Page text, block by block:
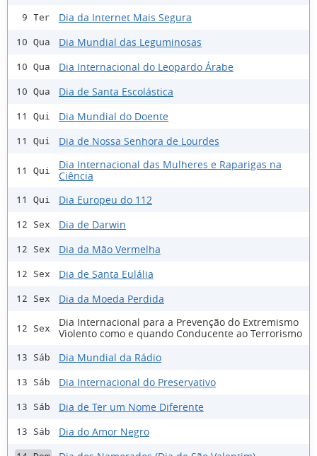
9 Ter Dia da Internet Mais Segura
10 Qua Dia Mundial das Leguminosas
10 Qua Dia Internacional do Leopardo Árabe
10 Qua Dia de Santa Escolástica
11 Qui Dia Mundial do Doente
11 Qui Dia de Nossa Senhora de Lourdes
11 Qui
Dia Internacional das Mulheres e Raparigas na
Ciência
11 Qui Dia Europeu do 112
12 Sex Dia de Darwin
12 Sex Dia da Mão Vermelha
12 Sex Dia de Santa Eulália
12 Sex Dia da Moeda Perdida
12 Sex
Dia Internacional para a Prevenção do Extremismo
Violento como e quando Conducente ao Terrorismo
13 Sáb Dia Mundial da Rádio
13 Sáb Dia Internacional do Preservativo
13 Sáb Dia de Ter um Nome Diferente
13 Sáb Dia do Amor Negro